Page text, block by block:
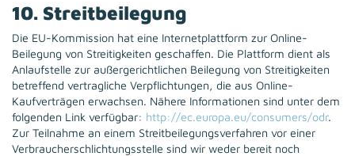
10. Streitbeilegung
Die EU-Kommission hat eine Internetplattform zur Online-
Beilegung von Streitigkeiten geschaffen. Die Plattform dient als
Anlaufstelle zur außergerichtlichen Beilegung von Streitigkeiten
betreffend vertragliche Verpflichtungen, die aus Online-
Kaufverträgen erwachsen. Nähere Informationen sind unter dem
folgenden Link verfügbar: http://ec.europa.eu/consumers/odr.
Zur Teilnahme an einem Streitbeilegungsverfahren vor einer
Verbraucherschlichtungsstelle sind wir weder bereit noch